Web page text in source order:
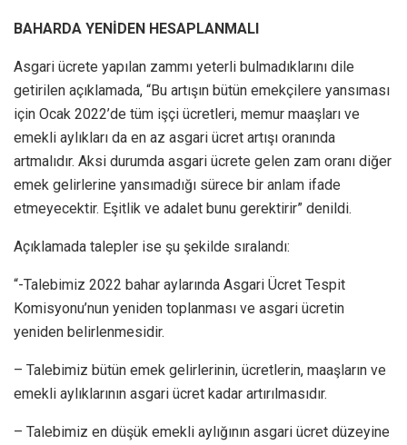
BAHARDA YENİDEN HESAPLANMALI
Asgari ücrete yapılan zammı yeterli bulmadıklarını dile
getirilen açıklamada, “Bu artışın bütün emekçilere yansıması
için Ocak 2022’de tüm işçi ücretleri, memur maaşları ve
emekli aylıkları da en az asgari ücret artışı oranında
artmalıdır. Aksi durumda asgari ücrete gelen zam oranı diğer
emek gelirlerine yansımadığı sürece bir anlam ifade
etmeyecektir. Eşitlik ve adalet bunu gerektirir” denildi.
Açıklamada talepler ise şu şekilde sıralandı:
“-Talebimiz 2022 bahar aylarında Asgari Ücret Tespit
Komisyonu’nun yeniden toplanması ve asgari ücretin
yeniden belirlenmesidir.
– Talebimiz bütün emek gelirlerinin, ücretlerin, maaşların ve
emekli aylıklarının asgari ücret kadar artırılmasıdır.
– Talebimiz en düşük emekli aylığının asgari ücret düzeyine